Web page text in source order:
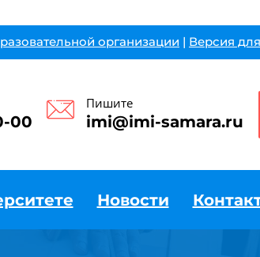
организации | Версия
00
Пишите
imi@imi-samara.ru
Новости